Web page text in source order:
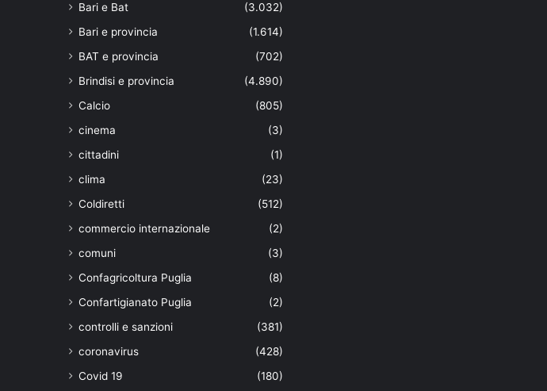
Bari e Bat
(3.032)
Bari e provincia
(1.614)
BAT e provincia
(702)
Brindisi e provincia
(4.890)
Calcio
(805)
cinema
(3)
cittadini
(1)
clima
(23)
Coldiretti
(512)
commercio internazionale
(2)
comuni
(3)
Confagricoltura Puglia
(8)
Confartigianato Puglia
(2)
controlli e sanzioni
(381)
coronavirus
(428)
Covid 19
(180)